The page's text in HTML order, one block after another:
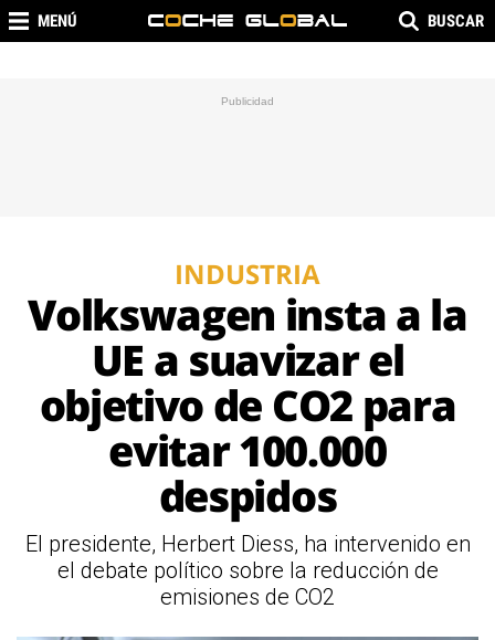
MENÚ BUSCAR
INDUSTRIA
Volkswagen insta a la
UE a suavizar el
objetivo de CO2 para
evitar 100.000
despidos
El presidente, Herbert Diess, ha intervenido en
el debate político sobre la reducción de
emisiones de CO2